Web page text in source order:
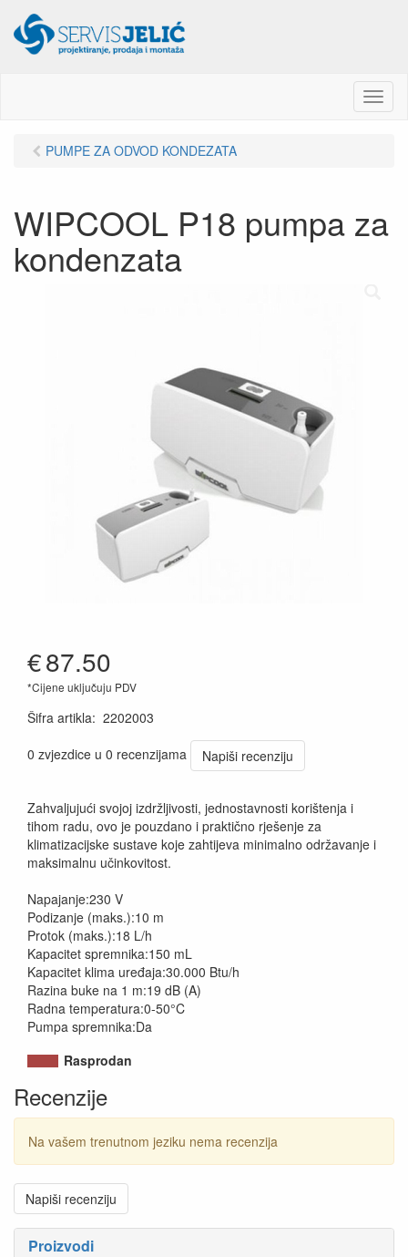
M
e
PUMPE ZA ODVOD KONDEZATA
WIPCOOL P18 pumpa za
kondenzata
€87.50
*Cijene uključuju PDV
Šifra artikla: 2202003
0 zvjezdice u 0 recenzijama
Napiši recenziju
Zahvaljujući svojoj izdržljivosti, jednostavnosti korištenja i
tihom radu, ovo je pouzdano i praktično rješenje za
klimatizacijske sustave koje zahtijeva minimalno održavanje i
maksimalnu učinkovitost.
Napajanje:230 V
Podizanje (maks.):10 m
Protok (maks.):18 L/h
Kapacitet spremnika:150 mL
Kapacitet klima uređaja:30.000 Btu/h
Razina buke na 1 m:19 dB (A)
Radna temperatura:0-50°C
Pumpa spremnika:Da
Rasprodan
Recenzije
Na vašem trenutnom jeziku nema recenzija
Napiši recenziju
Proizvodi